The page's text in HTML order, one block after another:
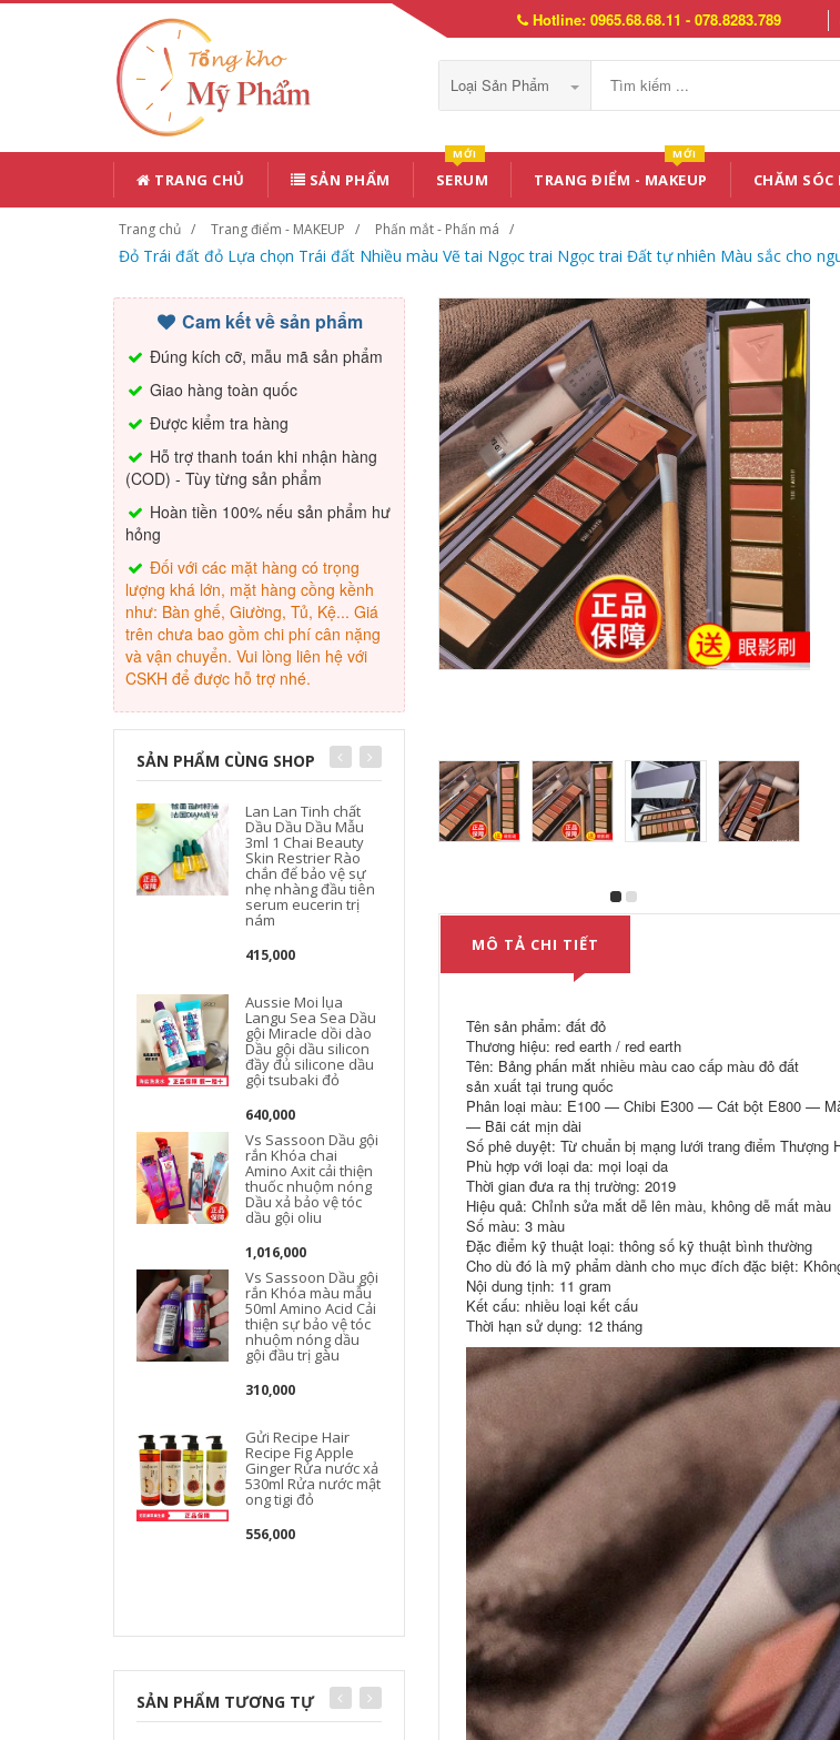
Hotline: 0965.68.68.11 - 078.8283.789
Loại Sản Phẩm
TRANG CHỦ SẢN PHẨM SERUM
MỚI
TRANG ĐIỂM - MAKEUP
MỚI
CHĂM SÓC
Trang chủ Trang điểm - MAKEUP Phấn mắt - Phấn má
Đỏ Trái đất đỏ Lựa chọn Trái đất Nhiều màu Vẽ tai Ngọc trai Ngọc trai Đất tự nhiên Màu sắc cho
Cam kết về sản phẩm
Đúng kích cỡ, mẫu mã sản phẩm
Giao hàng toàn quốc
Được kiểm tra hàng
Hỗ trợ thanh toán khi nhận hàng
(COD) - Tùy từng sản phẩm
Hoàn tiền 100% nếu sản phẩm hư
hỏng
Đối với các mặt hàng có trọng
lượng khá lớn, mặt hàng cồng kềnh
như: Bàn ghế, Giường, Tủ, Kệ... Giá
trên chưa bao gồm chi phí cân nặng
và vận chuyển. Vui lòng liên hệ với
CSKH để được hỗ trợ nhé.
SẢN PHẨM CÙNG SHOP
Lan Lan Tinh chất
Dầu Dầu Dầu Mẫu
3ml 1 Chai Beauty
Skin Restrier Rào
chắn để bảo vệ sự
nhẹ nhàng đầu tiên
serum eucerin trị
nám
415,000
Aussie Moi lụa
Langu Sea Sea Dầu
gội Miracle dồi dào
Dầu gội dầu silicon
đầy đủ silicone dầu
gội tsubaki đỏ
640,000
Vs Sassoon Dầu gội
rắn Khóa chai
Amino Axit cải thiện
thuốc nhuộm nóng
Dầu xả bảo vệ tóc
dầu gội oliu
1,016,000
Vs Sassoon Dầu gội
rắn Khóa màu mẫu
50ml Amino Acid Cải
thiện sự bảo vệ tóc
nhuộm nóng dầu
gội đầu trị gàu
310,000
Gửi Recipe Hair
Recipe Fig Apple
Ginger Rửa nước xả
530ml Rửa nước mật
ong tigi đỏ
556,000
Rụng tóc Recipe
Hoa Apple Ginger
Wash Nước 50ml
Vs Sassoon Chai
nhỏ màu xanh lá
cây 0 silicone Rửa
trần truồng trần
Decamination Bộ
sưu tập chất thải
dầu dầu gội đen tóc
511,000
Dầu gội Implanile,
Cam, Cam, Hoa,
Hoa, Nhật Bản, Vàng
dove dầu gội
435,000
Acid amin đầy đủ đã
loại bỏ loại bỏ dầu
kiểm soát nước để
làm sạch 450ml mịn
đến nước thải dầu
225ml dầu gội mọc
tóc nhanh
556,000
Vòi hoa sen dầu gội
Rosemary
Rosemary cho thấy
ve để điều khiển
dầu và đàn ông và
phụ nữ mềm
Pahken mềm dầu
302,000
Công thức tóc
Recipe Flord
Ginger Wash
300ml dầu gội
936,000
Thơ lụa Spes
Muối Dầu gội
điều khiển làm
dầu để làm sạch
644,000
chính hãng
dầu gội hàn
VS Sassoon
nhỏ màu xanh lá
cây 0 Silicone Oil
Wash 500ml
Catcher Naked
Uppest
Suite sửa
dầu gội đầu trị
764,000
SẢN PHẨM TƯƠNG TỰ
MÔ TẢ CHI TIẾT
Tên sản phẩm: đất đỏ
Thương hiệu: red earth / red earth
Tên: Bảng phấn mắt nhiều màu cao cấp màu đỏ đất
sản xuất tại trung quốc
Phân loại màu: E100 — Chibi E300 — Cát bột E800 —
— Bãi cát mịn dài
Số phê duyệt: Từ chuẩn bị mạng lưới trang điểm Thượng
Phù hợp với loại da: mọi loại da
Thời gian đưa ra thị trường: 2019
Hiệu quả: Chỉnh sửa mắt dễ lên màu, không dễ mất màu
Số màu: 3 màu
Đặc điểm kỹ thuật loại: thông số kỹ thuật bình thường
Cho dù đó là mỹ phẩm dành cho mục đích đặc biệt:
Nội dung tịnh: 11 gram
Kết cấu: nhiều loại kết cấu
Thời hạn sử dụng: 12 tháng